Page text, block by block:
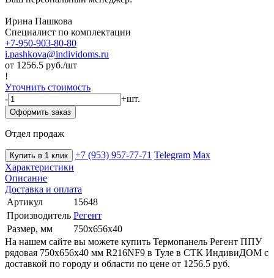
Ирина Пашкова
Специалист по комплектации
+7-950-903-80-80
i.pashkova@individoms.ru
от 1256.5 руб./шт
!
Уточнить стоимость
-
+шт.
Оформить заказ
Отдел продаж
Купить в 1 клик +7 (953) 957-77-71 Telegram Max
Характеристики
Описание
Доставка и оплата
Артикул
15648
Производитель Регент
Размер, мм
750х656х40
На нашем сайте вы можете купить Термопанель Регент ППУ
рядовая 750х656х40 мм R216NF9 в Туле в СТК ИндивиДОМ с
доставкой по городу и области по цене от 1256.5 руб.